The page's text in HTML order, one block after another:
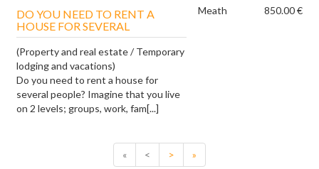
DO YOU NEED TO RENT A
HOUSE FOR SEVERAL
(Property and real estate / Temporary
lodging and vacations)
Do you need to rent a house for
several people? Imagine that you live
on 2 levels; groups, work, fam[...]
Meath 850.00 €
« < > »